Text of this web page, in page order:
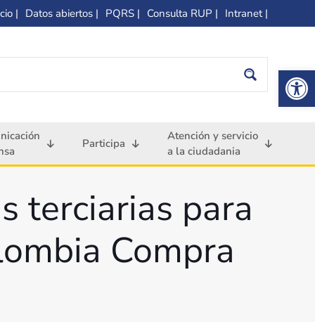
| Datos abiertos | PQRS | Consulta RUP | Intranet |
Participa
Atención y servicio
a la ciudadania
terciarias para
Compra